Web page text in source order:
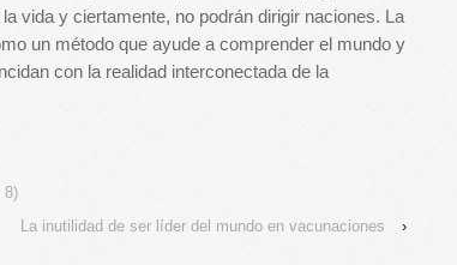
vida y ciertamente, no podrán dirigir naciones. La
un método que ayude a comprender el mundo y
con la realidad interconectada de la
8)
La inutilidad de ser líder del mundo en vacunaciones
›